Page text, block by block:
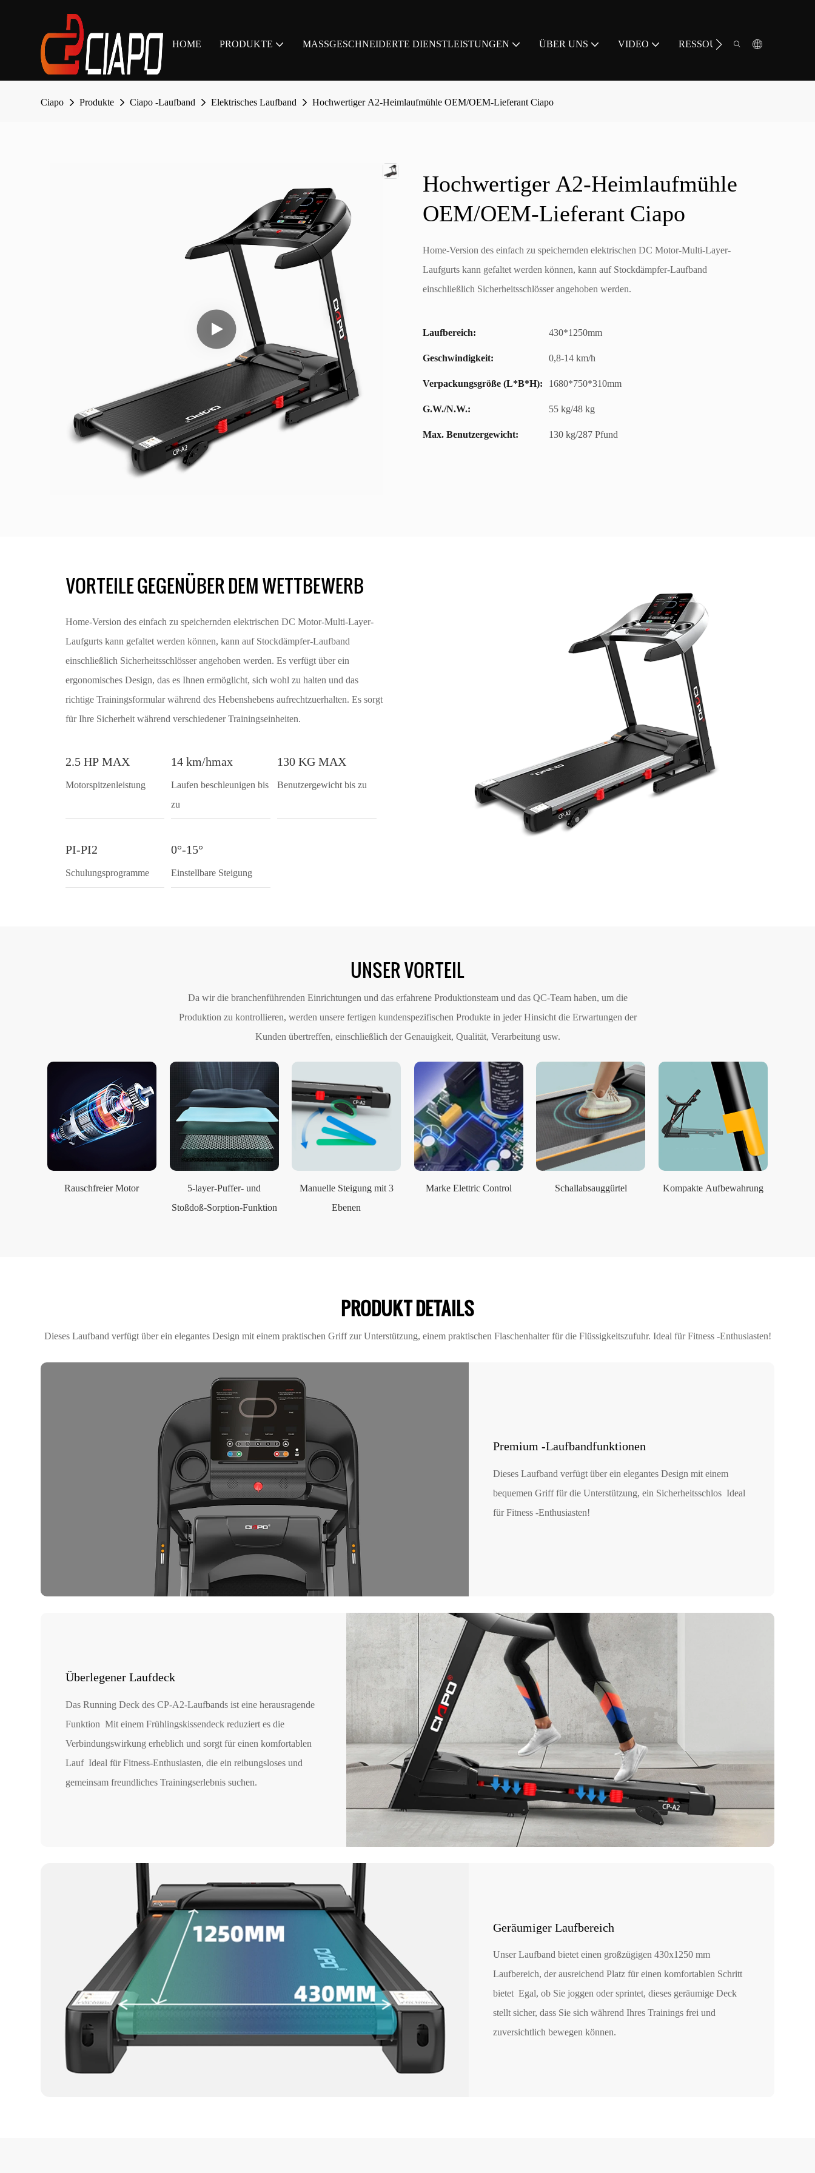
HOME PRODUKTE MASSGESCHNEIDERTE DIENSTLEISTUNGEN ÜBER UNS VIDEO RESSOURCE
Ciapo Produkte Ciapo -Laufband Elektrisches Laufband Hochwertiger A2-Heimlaufmühle OEM/OEM-Lieferant Ciapo
Hochwertiger A2-Heimlaufmühle
OEM/OEM-Lieferant Ciapo
Home-Version des einfach zu speichernden elektrischen DC Motor-Multi-Layer-
Laufgurts kann gefaltet werden können, kann auf Stockdämpfer-Laufband
einschließlich Sicherheitsschlösser angehoben werden.
Laufbereich: 430*1250mm
Geschwindigkeit: 0,8-14 km/h
Verpackungsgröße (L*B*H): 1680*750*310mm
G.W./N.W.: 55 kg/48 kg
Max. Benutzergewicht: 130 kg/287 Pfund
VORTEILE GEGENÜBER DEM WETTBEWERB
Home-Version des einfach zu speichernden elektrischen DC Motor-Multi-Layer-
Laufgurts kann gefaltet werden können, kann auf Stockdämpfer-Laufband
einschließlich Sicherheitsschlösser angehoben werden. Es verfügt über ein
ergonomisches Design, das es Ihnen ermöglicht, sich wohl zu halten und das
richtige Trainingsformular während des Hebenshebens aufrechtzuerhalten. Es sorgt
für Ihre Sicherheit während verschiedener Trainingseinheiten.
2.5 HP MAX
Motorspitzenleistung
14 km/hmax
Laufen beschleunigen bis
zu
130 KG MAX
Benutzergewicht bis zu
PI-PI2
Schulungsprogramme
0°-15°
Einstellbare Steigung
UNSER VORTEIL
Da wir die branchenführenden Einrichtungen und das erfahrene Produktionsteam und das QC-Team haben, um die
Produktion zu kontrollieren, werden unsere fertigen kundenspezifischen Produkte in jeder Hinsicht die Erwartungen der
Kunden übertreffen, einschließlich der Genauigkeit, Qualität, Verarbeitung usw.
Rauschfreier Motor
5-layer-Puffer- und
Stoßdoß-Sorption-Funktion
Manuelle Steigung mit 3
Ebenen
Marke Elettric Control Schallabsauggürtel Kompakte Aufbewahrung
PRODUKT DETAILS
Dieses Laufband verfügt über ein elegantes Design mit einem praktischen Griff zur Unterstützung, einem praktischen Flaschenhalter für die Flüssigkeitszufuhr. Ideal für Fitness -Enthusiasten!
Premium -Laufbandfunktionen
Dieses Laufband verfügt über ein elegantes Design mit einem
bequemen Griff für die Unterstützung, ein Sicherheitsschlos Ideal
für Fitness -Enthusiasten!
Überlegener Laufdeck
Das Running Deck des CP-A2-Laufbands ist eine herausragende
Funktion Mit einem Frühlingskissendeck reduziert es die
Verbindungswirkung erheblich und sorgt für einen komfortablen
Lauf Ideal für Fitness-Enthusiasten, die ein reibungsloses und
gemeinsam freundliches Trainingserlebnis suchen.
Geräumiger Laufbereich
Unser Laufband bietet einen großzügigen 430x1250 mm
Laufbereich, der ausreichend Platz für einen komfortablen Schritt
bietet Egal, ob Sie joggen oder sprintet, dieses geräumige Deck
stellt sicher, dass Sie sich während Ihres Trainings frei und
zuversichtlich bewegen können.